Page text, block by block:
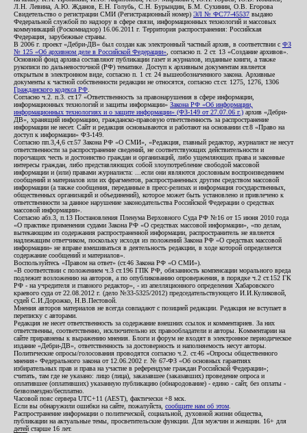
Л.Н. Левина, А.Ю. Жданов, Е.Н. Голубь, С.Н. Бурындин, Б.М. Сухинин, О.В. Егорова
Свидетельство о регистрации СМИ (Регистрационный номер) ЭЛ № ФС77-45537 выдано
Федеральной службой по надзору в сфере связи, информационных технологий и массовых
коммуникаций (Роскомнадзор) 16.06.2011 г. Территория распространения: Российская
Федерация, зарубежные страны.
В 2006 г. проект «Дебри-ДВ» был создан как электронный частный архив, в соответствии с ФЗ
№ 125 «Об архивном деле в Российской Федерации» , согласно п. 2 ст. 13 «Создание архивов».
Основной фонд архива составляют публикации газет и журналов, изданные книги, а также
рукописи по дальневосточной (РФ) тематике. Доступ к архивным документам является
открытым в электронном виде, согласно п. 1 ст. 24 вышеобозначенного закона. Архивные
документы к частной собственности редакции не относятся, согласно ст.ст. 1275, 1276, 1306
Гражданского кодекса РФ
Согласно ч.2. п.3. ст.17 «Ответственность за правонарушения в сфере информации,
информационных технологий и защиты информации» Закона РФ «Об информации,
информационных технологиях и о защите информации» (ФЗ-149 от 27.07.06 г.) архив «Дебри-
ДВ», хранящий информацию, гражданско-правовую ответственность за распространение
информации не несет. Сайт и редакция основываются и работают на основании ст.8 «Право на
доступ к информации» ФЗ-149.
Согласно пп.3,4,6 ст.57 Закона РФ «О СМИ», «Редакция, главный редактор, журналист не несут
ответственности за распространение сведений, не соответствующих действительности и
порочащих честь и достоинство граждан и организаций, либо ущемляющих права и законные
интересы граждан, либо представляющих собой злоупотребление свободой массовой
информации и (или) правами журналиста: ...если они являются дословным воспроизведением
сообщений и материалов или их фрагментов, распространенных другим средством массовой
информации (а также сообщения, переданные в пресс-релизах и информация государственных,
общественных организаций и объединений), которое может быть установлено и привлечено к
ответственности за данное нарушение законодательства Российской Федерации о средствах
массовой информации».
Согласно абз.3, п.13 Постановления Пленума Верховного Суда РФ №16 от 15 июня 2010 года
«О практике применения судами Закона РФ «О средствах массовой информации», «по делам,
вытекающим из содержания распространенной информации, распространитель не является
надлежащим ответчиком, поскольку исходя из положений Закона РФ «О средствах массовой
информации» не вправе вмешиваться в деятельность редакции, в ходе которой определяется
содержание сообщений и материалов».
Воспользуйтесь «Правом на ответ» (ст.46 Закона РФ «О СМИ»).
«В соответствии с положением ч.3 ст.196 ГПК РФ, обязанность компенсации морального вреда
подлежит возложению на авторов, а по опубликованию опровержения, в порядке ч.2 ст.152 ГК
РФ - на учредителя и главного редактор», - из апелляционного определения Хабаровского
краевого суда от 22.08.2012 г. (дело №33-5325/2012) председательствующего И.И.Куликовой,
судей С.И.Дорожко, Н.В.Пестовой.
Мнения авторов материалов не всегда совпадают с позицией редакции. Редакция не вступает в
переписку с авторами.
Редакция не несет ответственность за содержание внешних ссылок и комментариев. За них
ответственны, соответственно, исключительно их правообладатели и авторы. Комментарии на
сайте приравнены к выражению мнения. Блоги и форум не входят в электронное периодическое
издание «Дебри-ДВ», ответственность за достоверность и наполняемость несут авторы.
Политические опросы/голосования проводятся согласно ч.2. ст.46 «Опросы общественного
мнения» Федерального закона от 12.06.2002 г. № 67-ФЗ «Об основных гарантиях
избирательных прав и права на участие в референдуме граждан Российской Федерации»;
считать, там где не указано: лицо (лица), заказавшее (заказавших) проведение опроса и
оплатившее (оплативших) указанную публикацию (обнародование) - едино - сайт, без оплаты -
безвозмездно/бесплатно.
Часовой пояс сервера UTC+11 (AEST), фактически +8 мск.
Если вы обнаружили ошибки на сайте, пожалуйста, сообщите нам об этом
Распространение информации о политической, социальной, духовной жизни общества,
публикации на актуальные темы, просветительские функции. Для мужчин и женщин. 16+ для
детей старше 16 лет.